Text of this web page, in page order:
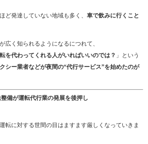
ど発達していない地域も多く、 車で飲みに行くこと
広く知られるようになるにつれて、
を代わってくれる人がいればいいのでは？ 」という
シー業者などが夜間の“代行サービス”を始めたのが
備が運転代行業の発展を後押し
転に対する世間の目はますます厳しくなっていきま